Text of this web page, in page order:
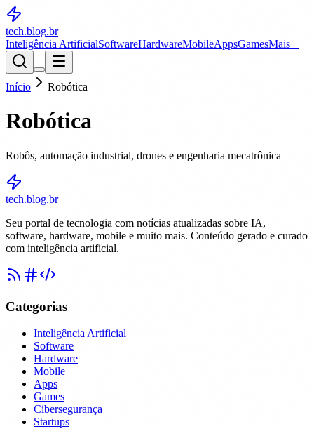
tech.blog.br
Inteligência ArtificialSoftwareHardwareMobileAppsGamesMais +
Início Robótica
Robótica
Robôs, automação industrial, drones e engenharia mecatrônica
tech.blog.br
Seu portal de tecnologia com notícias atualizadas sobre IA,
software, hardware, mobile e muito mais. Conteúdo gerado e curado
com inteligência artificial.
Categorias
Inteligência Artificial
Software
Hardware
Mobile
Apps
Games
Cibersegurança
Startups